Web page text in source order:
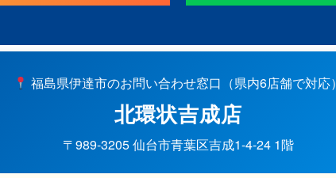
福島県伊達市のお問い合わせ窓口（県内6店舗で対応）
北環状吉成店
〒989-3205 仙台市青葉区吉成1-4-24 1階